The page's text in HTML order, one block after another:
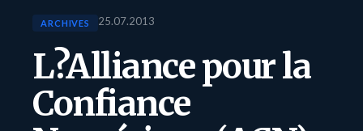
ARCHIVES 25.07.2013
L?Alliance pour la
Confiance